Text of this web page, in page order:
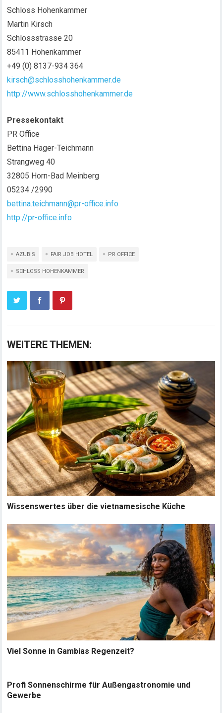
Schloss Hohenkammer
Martin Kirsch
Schlossstrasse 20
85411 Hohenkammer
+49 (0) 8137-934 364
kirsch@schlosshohenkammer.de
http://www.schlosshohenkammer.de
Pressekontakt
PR Office
Bettina Häger-Teichmann
Strangweg 40
32805 Horn-Bad Meinberg
05234 /2990
bettina.teichmann@pr-office.info
http://pr-office.info
AZUBIS FAIR JOB HOTEL PR OFFICE
SCHLOSS HOHENKAMMER
WEITERE THEMEN:
Wissenswertes über die vietnamesische Küche
Viel Sonne in Gambias Regenzeit?
Profi Sonnenschirme für Außengastronomie und
Gewerbe